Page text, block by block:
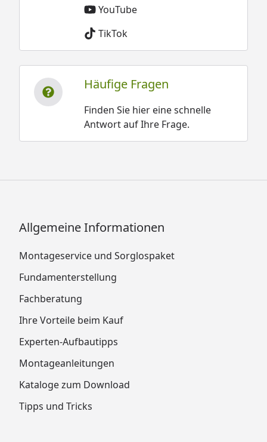
YouTube
TikTok
Häufige Fragen
Finden Sie hier eine schnelle
Antwort auf Ihre Frage.
Allgemeine Informationen
Montageservice und Sorglospaket
Fundamenterstellung
Fachberatung
Ihre Vorteile beim Kauf
Experten-Aufbautipps
Montageanleitungen
Kataloge zum Download
Tipps und Tricks